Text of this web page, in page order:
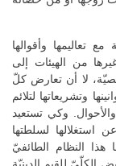
تعاليمها وأقوالها
من الهيئات إلى
لا أن تعارض كلّ
وتشريعاتها لتلائم
والأحوال. وكي تستعيد
استغلالها لسلطتها
هذا النظام الطائفيّ
الكلّيّ للقيم الدينيّة